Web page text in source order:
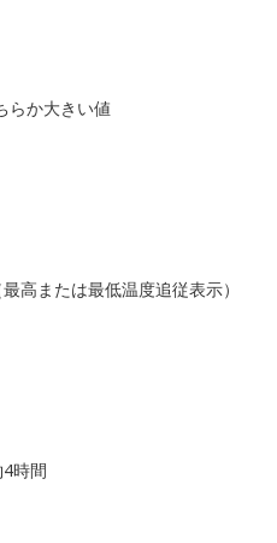
か大きい値
高または最低温度追従表示）
時間